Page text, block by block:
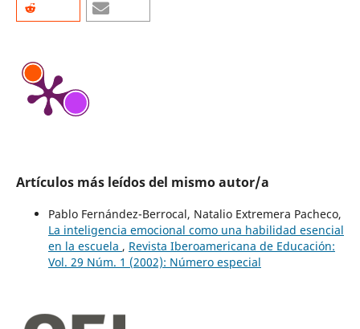
Artículos más leídos del mismo autor/a
Pablo Fernández-Berrocal, Natalio Extremera Pacheco,
La inteligencia emocional como una habilidad esencial
en la escuela , Revista Iberoamericana de Educación:
Vol. 29 Núm. 1 (2002): Número especial